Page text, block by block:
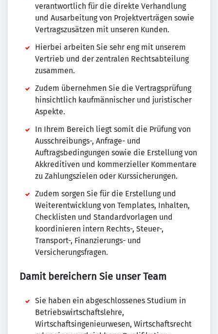
verantwortlich für die direkte Verhandlung
und Ausarbeitung von Projektverträgen sowie
Vertragszusätzen mit unseren Kunden.
Hierbei arbeiten Sie sehr eng mit unserem
Vertrieb und der zentralen Rechtsabteilung
zusammen.
Zudem übernehmen Sie die Vertragsprüfung
hinsichtlich kaufmännischer und juristischer
Aspekte.
In Ihrem Bereich liegt somit die Prüfung von
Ausschreibungs-, Anfrage- und
Auftragsbedingungen sowie die Erstellung von
Akkreditiven und kommerzieller Kommentare
zu Zahlungszielen oder Kurssicherungen.
Zudem sorgen Sie für die Erstellung und
Weiterentwicklung von Templates, Inhalten,
Checklisten und Standardvorlagen und
koordinieren intern Rechts-, Steuer-,
Transport-, Finanzierungs- und
Versicherungsfragen.
Damit bereichern Sie unser Team
Sie haben ein abgeschlossenes Studium in
Betriebswirtschaftslehre,
Wirtschaftsingenieurwesen, Wirtschaftsrecht